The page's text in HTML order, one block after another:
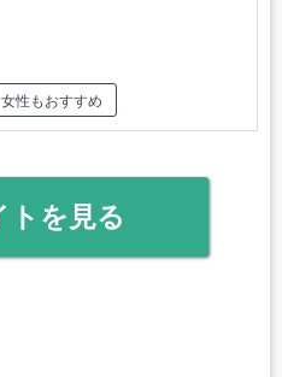
女性もおすすめ
トを見る